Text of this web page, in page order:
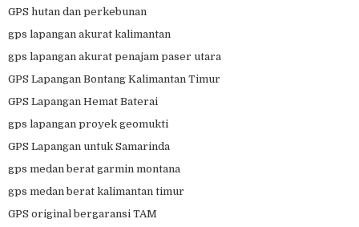
GPS hutan dan perkebunan
gps lapangan akurat kalimantan
gps lapangan akurat penajam paser utara
GPS Lapangan Bontang Kalimantan Timur
GPS Lapangan Hemat Baterai
gps lapangan proyek geomukti
GPS Lapangan untuk Samarinda
gps medan berat garmin montana
gps medan berat kalimantan timur
GPS original bergaransi TAM